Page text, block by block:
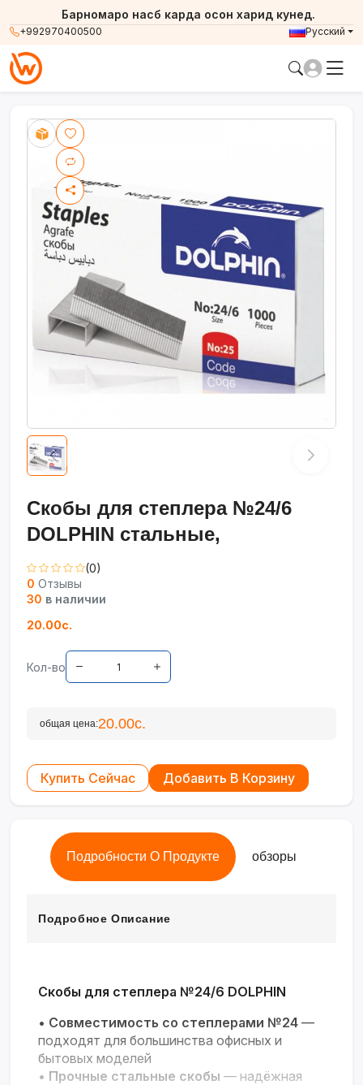
+992970400500
Барномаро насб карда осон харид кунед.
Русский
Скобы для степлера №24/6
DOLPHIN стальные,
(0)
0 Отзывы
30 в наличии
20.00с.
Кол-во
общая цена:20.00с.
Купить Сейчас Добавить В Корзину
Подробности О Продукте обзоры
Подробное Описание
Скобы для степлера №24/6 DOLPHIN
• Совместимость со степлерами №24 —
подходят для большинства офисных и
бытовых моделей
• Прочные стальные скобы — надёжная